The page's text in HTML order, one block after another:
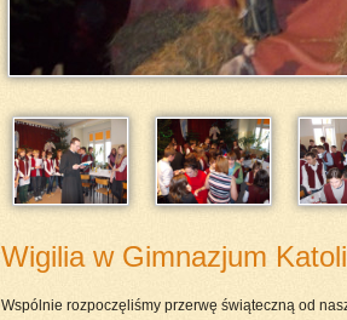
Wigilia w Gimnazjum
Wspólnie rozpoczęliśmy przerwę świąteczną od